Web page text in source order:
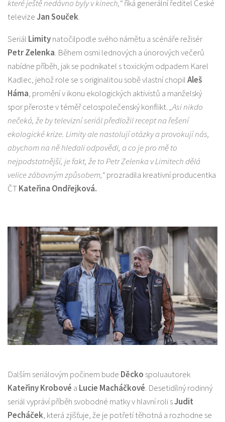
které ještě nedávno byly v kinech,“říká generální ředitel České
televizeJan Souček.
Seriál Limitynatočilpodle svého námětu a scénáře režisér
Petr Zelenka. Během osmi lednových a únorových večerů
nabídne příběh, jak se podnikatel s toxickým odpadem Karel
Kadlec, jehož role se s originalitou sobě vlastní chopilAleš
Háma, promění v ikonu ekologických aktivistů a manželský
spor přeroste v téměř celospolečenský konflikt.„Asi nikdo
nečeká, že by televizní seriál předložil recept na řešení
ekologické krize. Limity ale nastolují otázky a provokují nás,
abychom na ně hledali odpovědi, a co je pro mě to
nejpodstatnější, je fakt, že to Petr Zelenka v Limitech dělá
velice zábavným způsobem,“prozradila kreativní producentka
ČTKateřina Ondřejková.
Dalším seriálovým počinem bude Děcko spoluautorek
Kateřiny Krobové a Lucie Macháčkové. Desetidílný rodinný
seriál vypráví příběh svobodné matky v hlavní roli sJudit
Pecháček, která zjišťuje, že je potřetí těhotná a rozhodne se